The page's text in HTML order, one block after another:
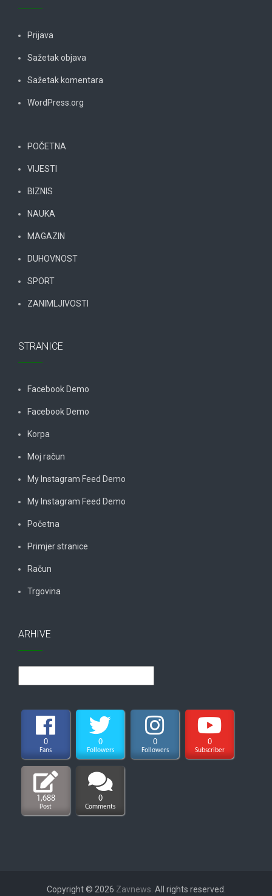
Prijava
Sažetak objava
Sažetak komentara
WordPress.org
POČETNA
VIJESTI
BIZNIS
NAUKA
MAGAZIN
DUHOVNOST
SPORT
ZANIMLJIVOSTI
STRANICE
Facebook Demo
Facebook Demo
Korpa
Moj račun
My Instagram Feed Demo
My Instagram Feed Demo
Početna
Primjer stranice
Račun
Trgovina
ARHIVE
0
Fans
0
Followers
0
Followers
0
Subscriber
1,688
Post
0
Comments
Copyright © 2026 Zavnews . All rights reserved.